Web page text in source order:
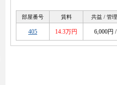
部屋番号 賃料 共益 / 管
405 14.3万円 6,000円